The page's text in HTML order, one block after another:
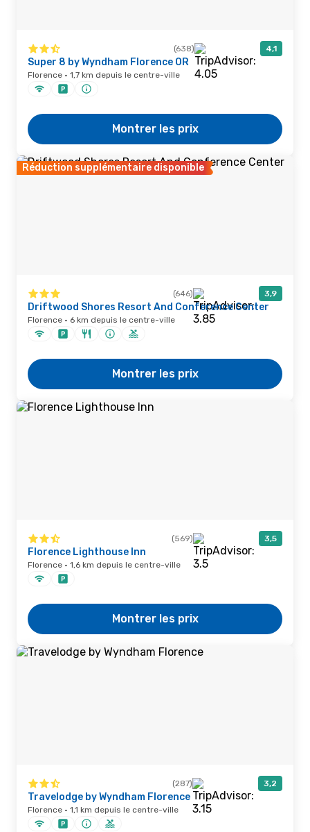
(638) 4,1
Super 8 by Wyndham Florence OR
Florence · 1,7 km depuis le centre-ville
Montrer les prix
Réduction supplémentaire disponible
(646) 3,9
Driftwood Shores Resort And Conference Center
Florence · 6 km depuis le centre-ville
Montrer les prix
(569) 3,5
Florence Lighthouse Inn
Florence · 1,6 km depuis le centre-ville
Montrer les prix
(287) 3,2
Travelodge by Wyndham Florence
Florence · 1,1 km depuis le centre-ville